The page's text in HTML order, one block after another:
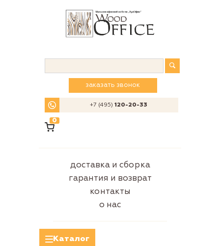
заказать звонок
+7 (495)120-20-33
0
доставка и сборка
гарантия и возврат
контакты
о нас
Каталог